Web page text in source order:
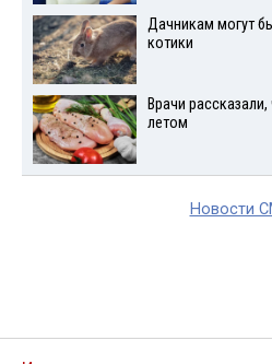
Дачникам могут
котики
Врачи
летом
Новости